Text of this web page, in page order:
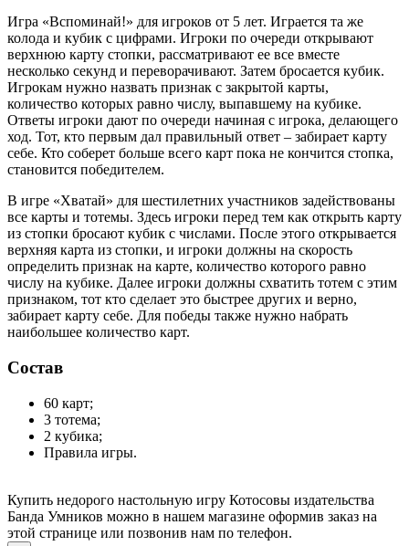
Игра «Вспоминай!» для игроков от 5 лет. Играется та же
колода и кубик с цифрами. Игроки по очереди открывают
верхнюю карту стопки, рассматривают ее все вместе
несколько секунд и переворачивают. Затем бросается кубик.
Игрокам нужно назвать признак с закрытой карты,
количество которых равно числу, выпавшему на кубике.
Ответы игроки дают по очереди начиная с игрока, делающего
ход. Тот, кто первым дал правильный ответ – забирает карту
себе. Кто соберет больше всего карт пока не кончится стопка,
становится победителем.
В игре «Хватай» для шестилетних участников задействованы
все карты и тотемы. Здесь игроки перед тем как открыть карту
из стопки бросают кубик с числами. После этого открывается
верхняя карта из стопки, и игроки должны на скорость
определить признак на карте, количество которого равно
числу на кубике. Далее игроки должны схватить тотем с этим
признаком, тот кто сделает это быстрее других и верно,
забирает карту себе. Для победы также нужно набрать
наибольшее количество карт.
Состав
60 карт;
3 тотема;
2 кубика;
Правила игры.
Купить недорого настольную игру Котосовы издательства
Банда Умников можно в нашем магазине оформив заказ на
этой странице или позвонив нам по телефон.